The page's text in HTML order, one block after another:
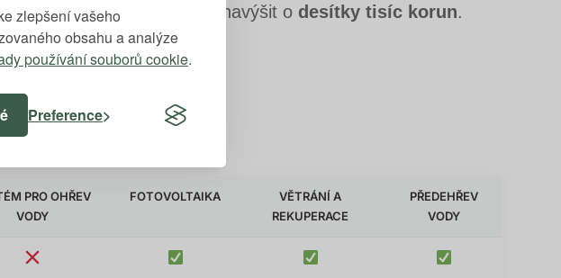
zlepšení vašeho
obsahu a analýze
používání souborů cookie.
Preference
dokážou konečnou dotaci navýšit o desítky tisíc korun.
možná není.
PRO OHŘEV
VODY
FOTOVOLTAIKA
VĚTRÁNÍ A
REKUPERACE
PŘEDEHŘEV
VODY